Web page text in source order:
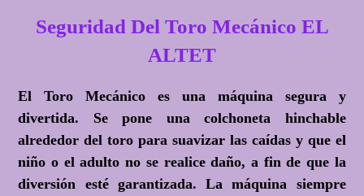
Seguridad Del Toro Mecánico EL
ALTET
El Toro Mecánico es una máquina segura y
divertida. Se pone una colchoneta hinchable
alrededor del toro para suavizar las caídas y que el
niño o el adulto no se realice daño, a fin de que la
diversión esté garantizada. La máquina siempre